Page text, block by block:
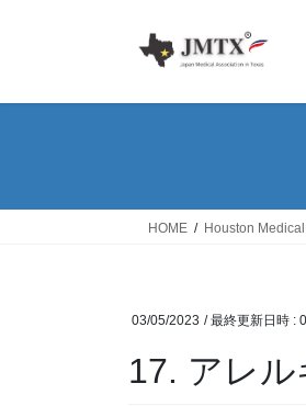
HOME Houston
03/05/2023 / 最終更新日時 :
17. アレル